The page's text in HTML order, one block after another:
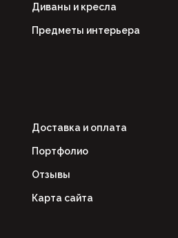
Диваны и кресла
Предметы интерьера
Доставка и оплата
Портфолио
Отзывы
Карта сайта